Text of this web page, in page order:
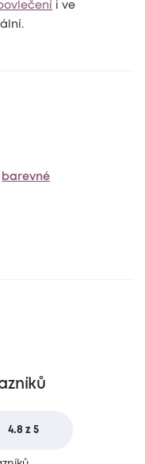
i ve
barevné
4.8 z 5